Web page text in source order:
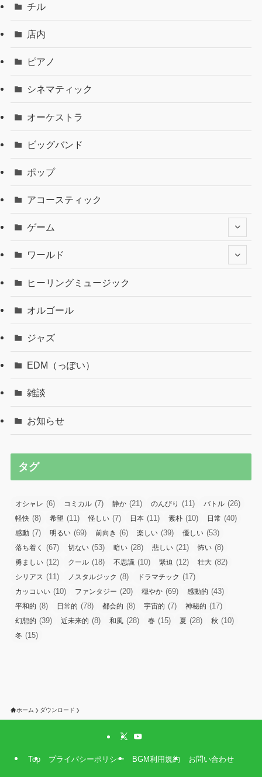
チル
店内
ピアノ
シネマティック
オーケストラ
ビッグバンド
ポップ
アコースティック
ゲーム
ワールド
ヒーリングミュージック
オルゴール
ジャズ
EDM（っぽい）
雑談
お知らせ
タグ
オシャレ (6) コミカル (7) 静か (21) のんびり (11) バトル (26)
軽快 (8) 希望 (11) 怪しい (7) 日本 (11) 素朴 (10) 日常 (40)
感動 (7) 明るい (69) 前向き (6) 楽しい (39) 優しい (53)
落ち着く (67) 切ない (53) 暗い (28) 悲しい (21) 怖い (8)
勇ましい (12) クール (18) 不思議 (10) 緊迫 (12) 壮大 (82)
シリアス (11) ノスタルジック (8) ドラマチック (17)
カッコいい (10) ファンタジー (20) 穏やか (69) 感動的 (43)
平和的 (8) 日常的 (78) 都会的 (8) 宇宙的 (7) 神秘的 (17)
幻想的 (39) 近未来的 (8) 和風 (28) 春 (15) 夏 (28) 秋 (10)
冬 (15)
ホーム ダウンロード
Top プライバシーポリシー BGM利用規約 お問い合わせ